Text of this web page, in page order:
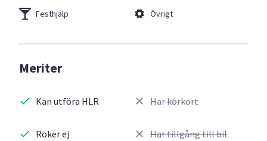
Festhjälp
Övrigt
Meriter
Kan utföra HLR
Röker ej
Har körkort
Har tillgång till bil